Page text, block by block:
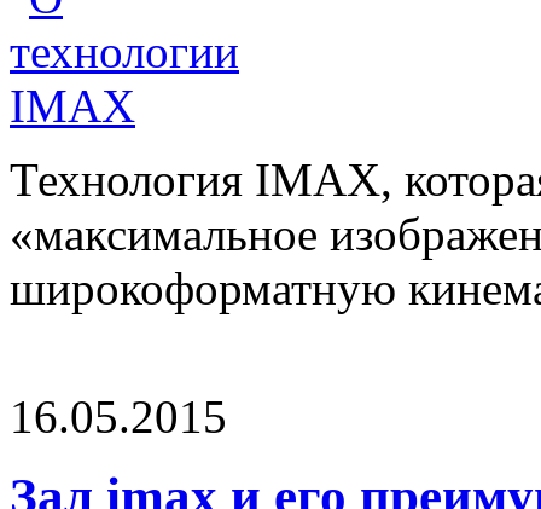
Технология IMAX,
«максимальное
широкоформатную
16.05.2015
Зал imax и его